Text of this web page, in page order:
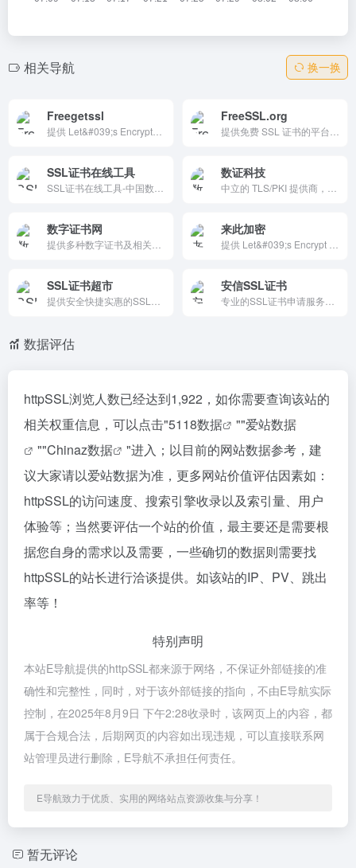
相关导航 换一换
Freegetssl FreeSSL.org
SSL证书在线工具 数证科技
数字证书网 来此加密
SSL证书超市 安信SSL证书
数据评估
httpSSL浏览人数已经达到1,922，如你需要查询该站的
相关权重信息，可以点击"5118数据 ""爱站数据
""Chinaz数据
"进入；以目前的网站数据参考，建
议大家请以爱站数据为准，更多网站价值评估因素如：
httpSSL的访问速度、搜索引擎收录以及索引量、用户
体验等；当然要评估一个站的价值，最主要还是需要根
据您自身的需求以及需要，一些确切的数据则需要找
httpSSL的站长进行洽谈提供。如该站的IP、PV、跳出
率等！
特别声明
本站E导航提供的httpSSL都来源于网络，不保证外部链接的准
确性和完整性，同时，对于该外部链接的指向，不由E导航实际
控制，在2025年8月9日 下午2:28收录时，该网页上的内容，都
属于合规合法，后期网页的内容如出现违规，可以直接联系网
站管理员进行删除，E导航不承担任何责任。
E导航致力于优质、实用的网络站点资源收集与分享！
暂无评论